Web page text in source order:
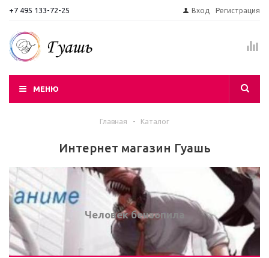
+7 495 133-72-25 Вход Регистрация
МЕНЮ
Главная - Каталог
Интернет магазин Гуашь
Человек бензопила